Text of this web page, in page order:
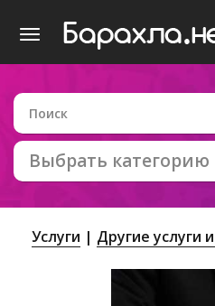
Выбрать категорию
Услуги Другие услуги